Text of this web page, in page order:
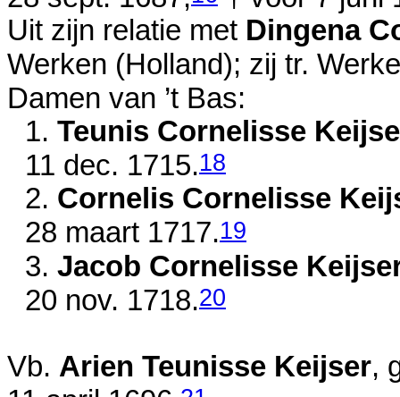
Uit zijn relatie met Dingena
Werken (Holland); zij tr.
Damen van ’t Bas:
1. Teunis Cornelisse
11 dec. 1715.18
2. Cornelis Cornelisse
28 maart 1717.19
3. Jacob Cornelisse
20 nov. 1718.20
Vb. Arien Teunisse Keijser,